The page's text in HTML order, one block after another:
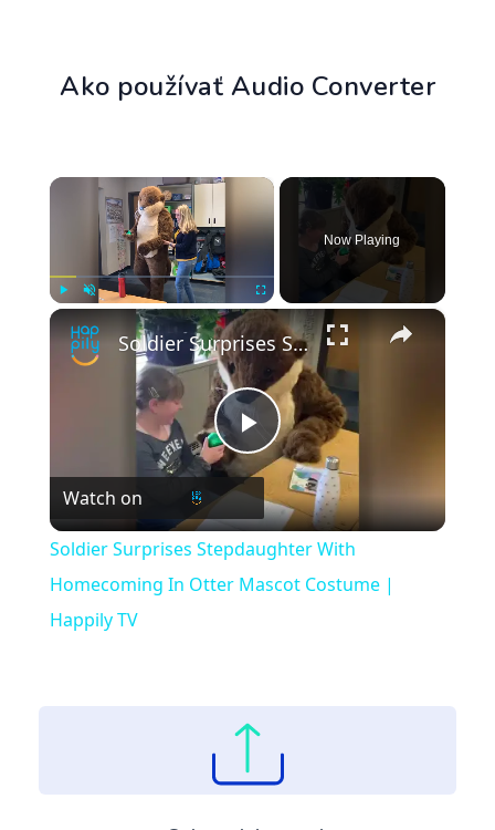
Ako používať Audio Converter
×
Fullscreen
Now Playing
×
Play
Video
Soldier Surprises Stepdaughter With Homecoming In Otter Mascot Costume | Happily TV
Watch on
Soldier Surprises Stepdaughter With
Homecoming In Otter Mascot Costume |
Happily TV